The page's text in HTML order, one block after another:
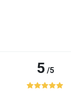
5/5